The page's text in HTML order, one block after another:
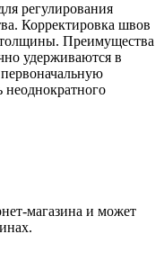
регулирования
Корректировка швов
Преимущества
удерживаются в
магазина и может